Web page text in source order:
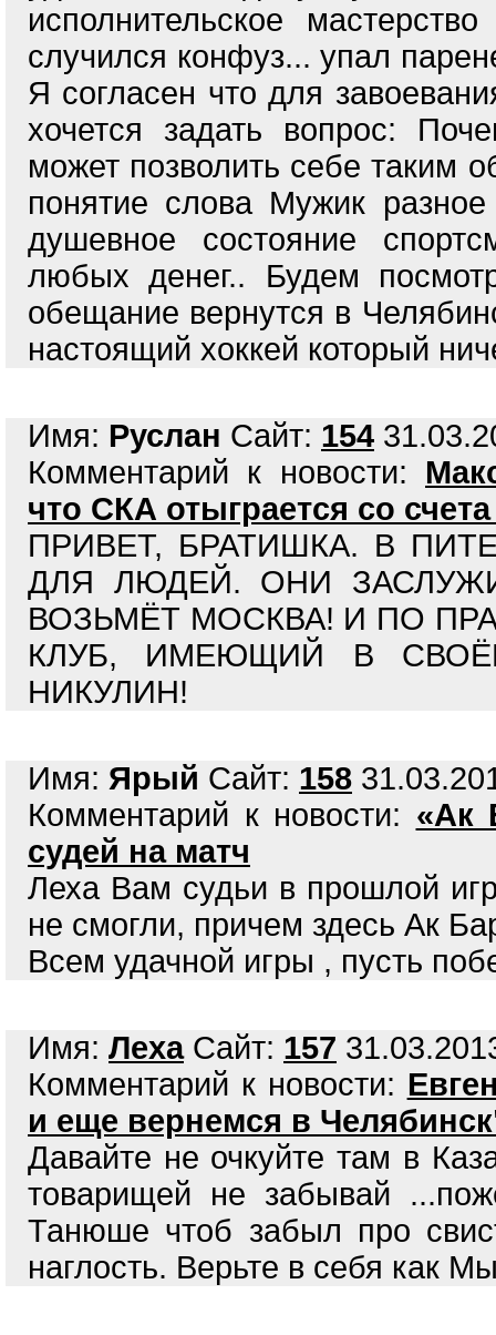
исполнительское
случился конфуз... упал
Я согласен что для
хочется задать вопрос:
может позволить себе таким
понятие слова Мужик
душевное состояние
любых денег.. Будем
обещание вернутся в
настоящий хоккей который
Имя: Руслан Сайт: 154
Комментарий к новости:
что СКА отыграется со
ПРИВЕТ, БРАТИШКА. В
ДЛЯ ЛЮДЕЙ. ОНИ
ВОЗЬМЁТ МОСКВА! И ПО
КЛУБ, ИМЕЮЩИЙ В
НИКУЛИН!
Имя: Ярый Сайт: 158
Комментарий к новости: «Ак
судей на матч
Леха Вам судьи в прошлой
не смогли, причем здесь Ак
Всем удачной игры , пусть
Имя: ЛехаСайт: 157
Комментарий к новости:
и еще вернемся в
Давайте не очкуйте там в
товарищей не забывай
Танюше чтоб забыл про
наглость. Верьте в себя как